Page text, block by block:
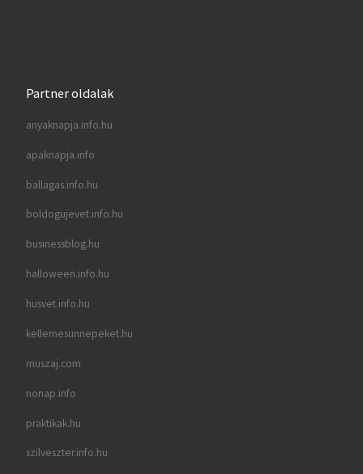
Partner oldalak
anyaknapja.info.hu
apaknapja.info
ballagas.info.hu
boldogujevet.info.hu
businessblog.hu
halloween.info.hu
husvet.info.hu
kellemesunnepeket.hu
muszaj.com
nonap.info
praktikak.hu
szilveszter.info.hu